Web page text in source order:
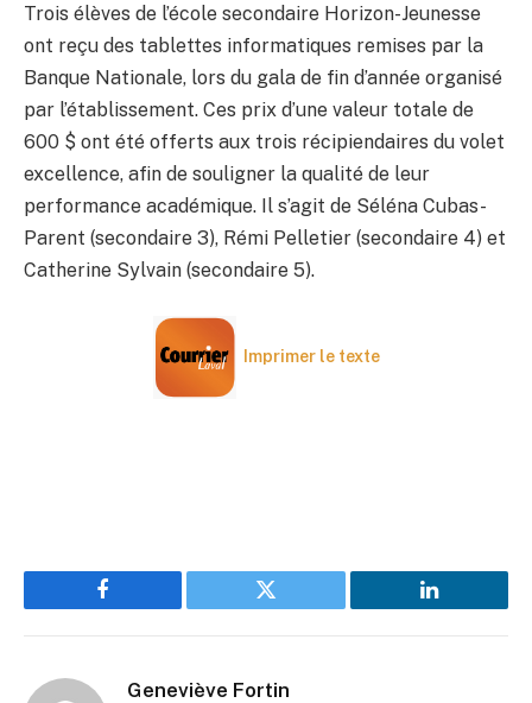
Trois élèves de l’école secondaire Horizon-Jeunesse
ont reçu des tablettes informatiques remises par la
Banque Nationale, lors du gala de fin d’année organisé
par l’établissement. Ces prix d’une valeur totale de
600 $ ont été offerts aux trois récipiendaires du volet
excellence, afin de souligner la qualité de leur
performance académique. Il s’agit de Séléna Cubas-
Parent (secondaire 3), Rémi Pelletier (secondaire 4) et
Catherine Sylvain (secondaire 5).
Imprimer le texte
Facebook Twitter LinkedIn
Geneviève Fortin